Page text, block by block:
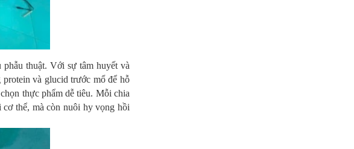
thuật. Với sự tâm huyết và
và glucid trước mổ để hỗ
thực phẩm dễ tiêu. Mỗi chia
thể, mà còn nuôi hy vọng hồi